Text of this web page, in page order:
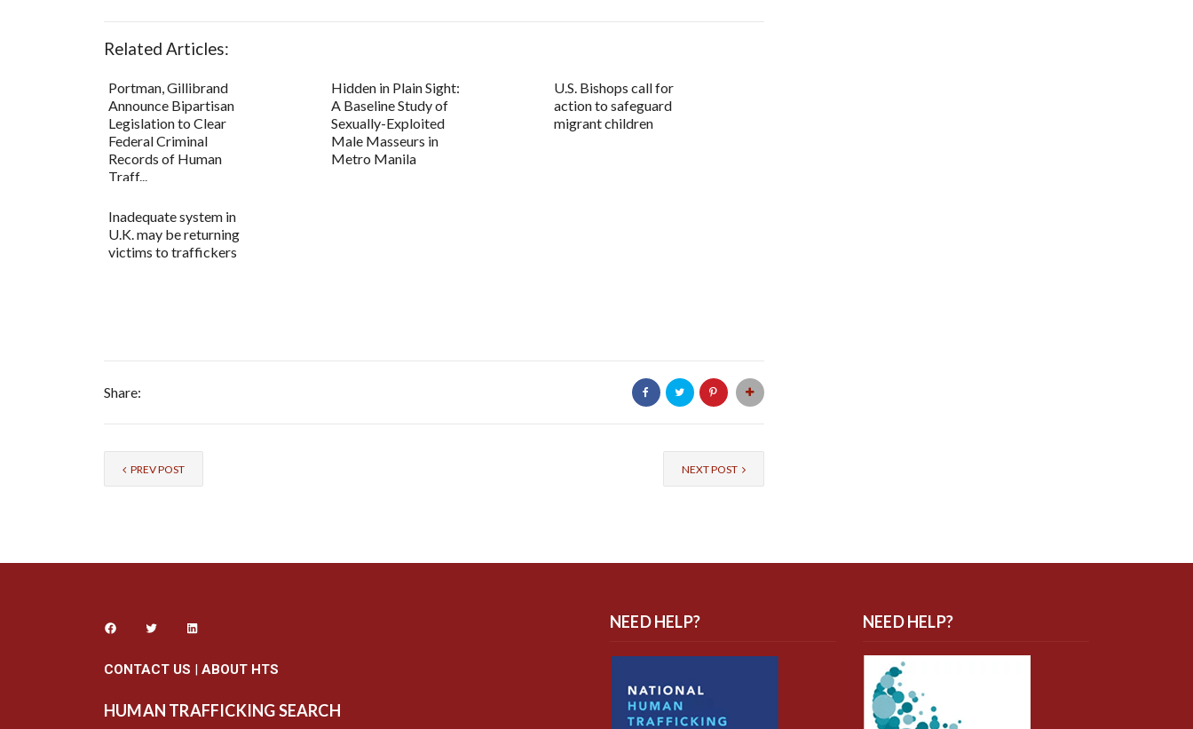
Related Articles:
Portman, Gillibrand
Announce Bipartisan
Legislation to Clear
Federal Criminal
Records of Human
Traff...
Hidden in Plain Sight:
A Baseline Study of
Sexually-Exploited
Male Masseurs in
Metro Manila
U.S. Bishops call for
action to safeguard
migrant children
Inadequate system in
U.K. may be returning
victims to traffickers
Share:
PREV POST NEXT POST
CONTACT US | ABOUT HTS
HUMAN TRAFFICKING SEARCH
NEED HELP? NEED HELP?